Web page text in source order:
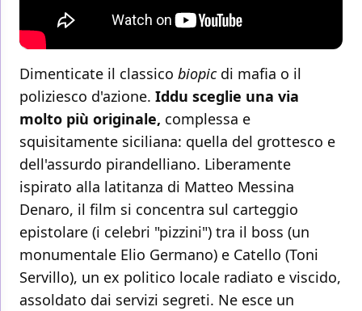
Dimenticate il classico biopicdi mafia o il
poliziesco d'azione. Iddu sceglie una via
molto più originale, complessa e
squisitamente siciliana: quella del grottesco e
dell'assurdo pirandelliano. Liberamente
ispirato alla latitanza di Matteo Messina
Denaro, il film si concentra sul carteggio
epistolare (i celebri "pizzini") tra il boss (un
monumentale Elio Germano) e Catello (Toni
Servillo), un ex politico locale radiato e viscido,
assoldato dai servizi segreti. Ne esce un